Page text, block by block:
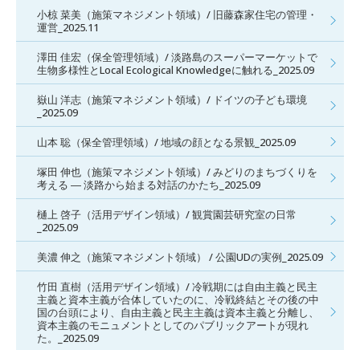
小椋 菜美（施策マネジメント領域）/ 旧藤森家住宅の管理・
運営_2025.11
澤田 佳宏（保全管理領域）/ 淡路島のスーパーマーケットで
生物多様性とLocal Ecological Knowledgeに触れる_2025.09
嶽山 洋志（施策マネジメント領域）/ ドイツの子ども環境
_2025.09
山本 聡（保全管理領域）/ 地域の顔となる景観_2025.09
塚田 伸也（施策マネジメント領域）/ みどりのまちづくりを
考える ― 淡路から始まる対話のかたち_2025.09
樋上 啓子（活用デザイン領域）/ 観賞園芸研究室の日常
_2025.09
美濃 伸之（施策マネジメント領域） / 公園UDの実例_2025.09
竹田 直樹（活用デザイン領域）/ 冷戦期には自由主義と民主
主義と資本主義が合体していたのに、冷戦終結とその後の中
国の台頭により、自由主義と民主主義は資本主義と分離し、
資本主義のモニュメントとしてのパブリックアートが現れ
た。_2025.09